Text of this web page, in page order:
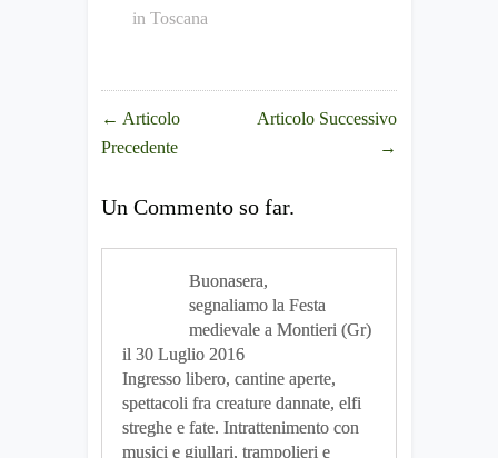
in Toscana
← Articolo
Precedente
Articolo Successivo
→
Un Commento so far.
Buonasera,
segnaliamo la Festa
medievale a Montieri (Gr)
il 30 Luglio 2016
Ingresso libero, cantine aperte,
spettacoli fra creature dannate, elfi
streghe e fate. Intrattenimento con
musici e giullari, trampolieri e